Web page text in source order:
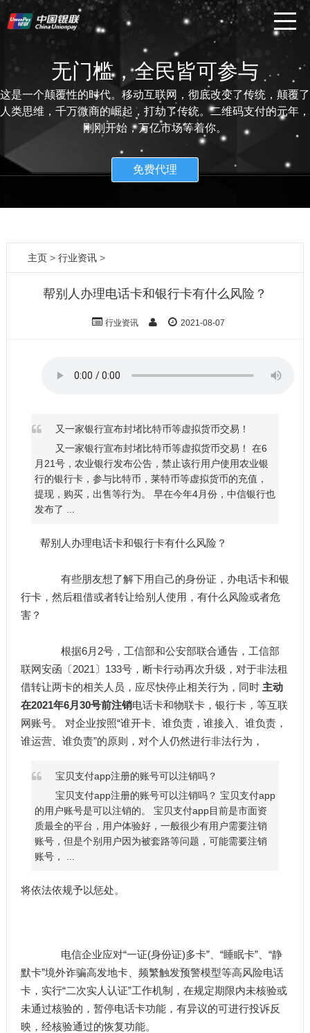
无门槛，全民皆可参与
这是一个颠覆性的时代。移动互联网，彻底改变了传统，颠覆了
人类思维，千万微商的崛起，打劫了传统。二维码支付的元年，
刚刚开始，万亿市场等着你。
免费代理
主页> 行业资讯>
帮别人办理电话卡和银行卡有什么风险？
行业资讯 2021-08-07
又一家银行宣布封堵比特币等虚拟货币交易！
又一家银行宣布封堵比特币等虚拟货币交易！ 在6
月21号，农业银行发布公告，禁止该行用户使用农业银
行的银行卡，参与比特币，莱特币等虚拟货币的充值，
提现，购买，出售等行为。 早在今年4月份，中信银行也
发布了 ...
帮别人办理电话卡和银行卡有什么风险？
有些朋友想了解下用自己的身份证，办电话卡和银
行卡，然后租借或者转让给别人使用，有什么风险或者危
害？
根据6月2号，工信部和公安部联合通告，工信部
联网安函〔2021〕133号，断卡行动再次升级，对于非法租
借转让两卡的相关人员，应尽快停止相关行为，同时 主动
在2021年6月30号前注销电话卡和物联卡，银行卡，等互联
网账号。 对企业按照“谁开卡、谁负责，谁接入、谁负责，
谁运营、谁负责”的原则，对个人仍然进行非法行为，
宝贝支付app注册的账号可以注销吗？
宝贝支付app注册的账号可以注销吗？ 宝贝支付app
的用户账号是可以注销的。 宝贝支付app目前是市面资
质最全的平台，用户体验好，一般很少有用户需要注销
账号，但是个别用户因为被套路等问题，可能需要注销
账号， ...
将依法依规予以惩处。
电信企业应对“一证(身份证)多卡”、“睡眠卡”、“静
默卡”境外诈骗高发地卡、频繁触发预警模型等高风险电话
卡，实行“二次实人认证”工作机制，在规定期限内未核验或
未通过核验的，暂停电话卡功能，有异议的可进行投诉反
映，经核验通过的恢复功能。